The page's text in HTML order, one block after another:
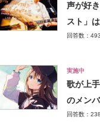
声が好
スト」
回答数：
実施中
歌が上
のメン
回答数：